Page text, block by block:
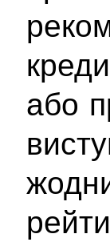
або